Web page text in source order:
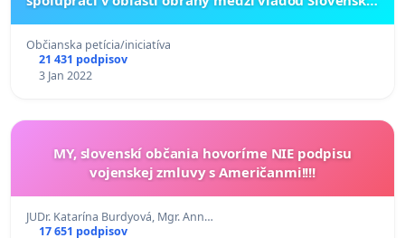
Občianska petícia/iniciatíva
21 431 podpisov
3 Jan 2022
MY, slovenskí občania hovoríme NIE podpisu
vojenskej zmluvy s Američanmi!!!!
JUDr. Katarína Burdyová, Mgr. Ann…
17 651 podpisov